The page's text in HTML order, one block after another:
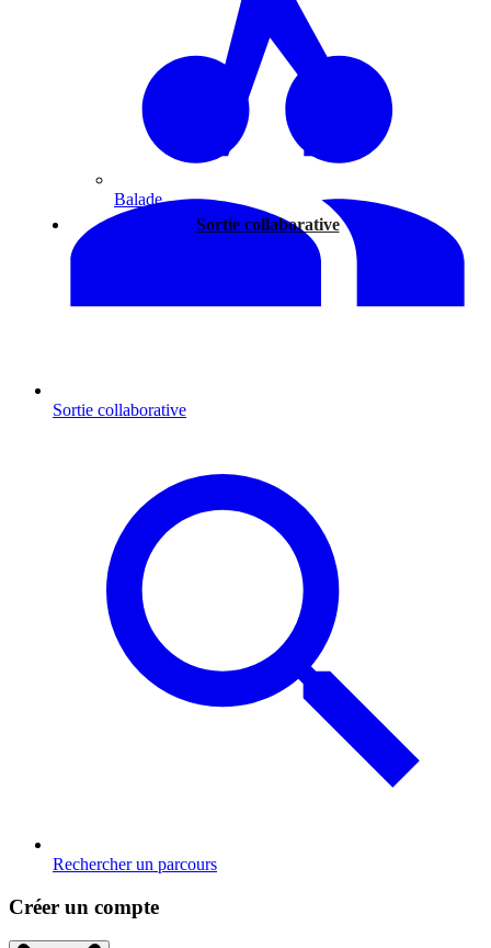
Balade
Sortie collaborative
Sortie collaborative
Rechercher un parcours
Créer un compte